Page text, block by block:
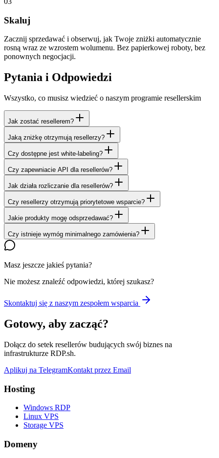
Skaluj
Zacznij sprzedawać i obserwuj, jak Twoje zniżki automatycznie
rosną wraz ze wzrostem wolumenu. Bez papierkowej roboty, bez
ponownych negocjacji.
Pytania i Odpowiedzi
Wszystko, co musisz wiedzieć o naszym programie resellerskim
Jak zostać resellerem?
Jaką zniżkę otrzymują resellerzy?
Czy dostępne jest white-labeling?
Czy zapewniacie API dla resellerów?
Jak działa rozliczanie dla resellerów?
Czy resellerzy otrzymują priorytetowe wsparcie?
Jakie produkty mogę odsprzedawać?
Czy istnieje wymóg minimalnego zamówienia?
Masz jeszcze jakieś pytania?
Nie możesz znaleźć odpowiedzi, której szukasz?
Skontaktuj się z naszym zespołem wsparcia
Gotowy, aby zacząć?
Dołącz do setek resellerów budujących swój biznes na
infrastrukturze RDP.sh.
Aplikuj na TelegramKontakt przez Email
Hosting
Windows RDP
Linux VPS
Storage VPS
Domeny